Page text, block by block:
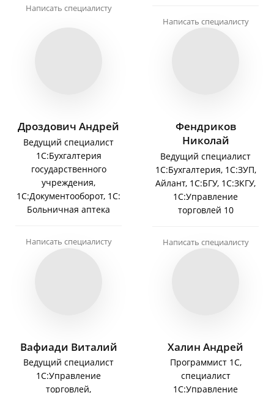
Написать специалисту
Написать специалисту
Дроздович Андрей
Ведущий специалист
1С:Бухгалтерия
государственного
учреждения,
1С:Документооборот, 1С:
Больничная аптека
Написать специалисту
Фендриков
Николай
Ведущий специалист
1С:Бухгалтерия, 1С:ЗУП,
Айлант, 1С:БГУ, 1С:ЗКГУ,
1С:Управление
торговлей 10
Написать специалисту
Вафиади Виталий
Ведущий специалист
1С:Управление
торговлей,
Халин Андрей
Программист 1С,
специалист
1С:Управление